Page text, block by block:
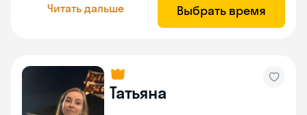
Читать дальше Выбрать время
Татьяна